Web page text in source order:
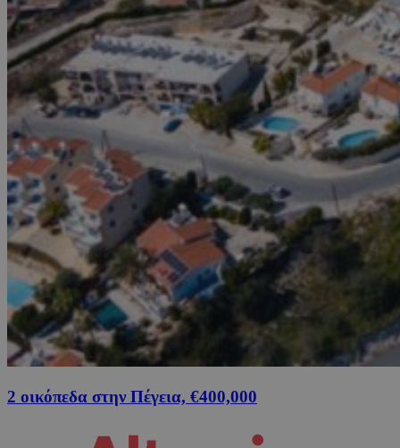
2 οικόπεδα στην Πέγεια, €400,000